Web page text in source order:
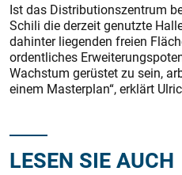
Ist das Distributionszentrum
Schili die derzeit genutzte
dahinter liegenden freien
ordentliches
Wachstum gerüstet zu sein,
einem Masterplan“, erklärt
LESEN SIE AUCH